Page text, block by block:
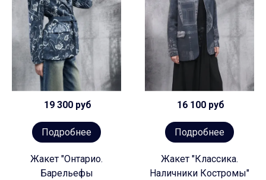
19 300 руб
Подробнее
Жакет "Онтарио.
Барельефы
16 100 руб
Подробнее
Жакет "Классика.
Наличники Костромы"